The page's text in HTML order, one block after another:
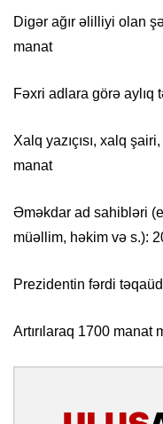
Digər ağır əlilliyi olan
manat
Fəxri adlara görə aylıq
Xalq yazıçısı, xalq
manat
Əməkdar ad sahibləri
müəllim, həkim və s.):
Prezidentin fərdi
Artırılaraq 1700